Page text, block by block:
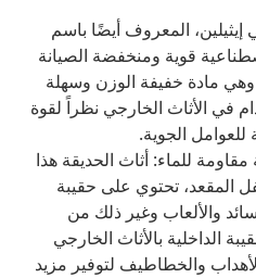
إيثيلين، المعروف أيضًا باسم
قوية ومنخفضة الصيانة
مادة خفيفة الوزن وسهلة
في الأثاث الخارجي نظراً لقوة
للعوامل الجوية.
للماء: أثاث الحديقة هذا
المقعد، تحتوي على حقيبة
والألعاب وغير ذلك من
الداخلية بالأثاث الخارجي
والخطاطيف لتوفير مزيد